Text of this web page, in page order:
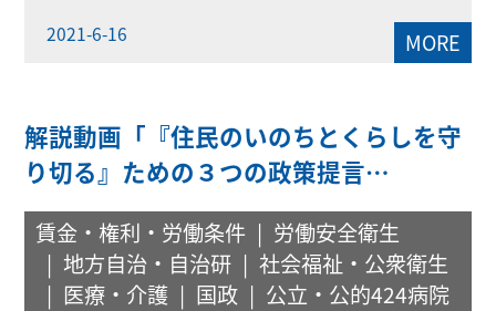
2021-6-16 MORE
解説動画「『住民のいのちとくらしを守
り切る』ための３つの政策提言…
賃金・権利・労働条件
労働安全衛生
地方自治・自治研
社会福祉・公衆衛生
医療・介護
国政 公立・公的424病院